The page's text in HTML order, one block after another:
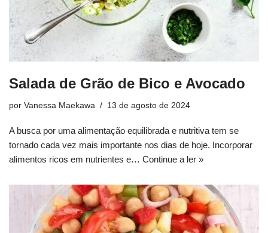
Salada de Grão de Bico e Avocado
por Vanessa Maekawa 13 de agosto de 2024
A busca por uma alimentação equilibrada e nutritiva tem se
tornado cada vez mais importante nos dias de hoje. Incorporar
alimentos ricos em nutrientes e… Continue a ler »